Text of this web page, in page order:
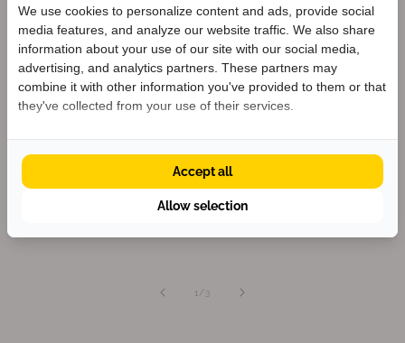
Planet
We envision a shoe industry that has a positive impact
on lives without having a negative impact on the
1 /van
3
We use cookies to personalize content and ads, provide social
media features, and analyze our website traffic. We also share
information about your use of our site with our social media,
advertising, and analytics partners. These partners may
combine it with other information you've provided to them or that
they've collected from your use of their services.
Allow selection
Accept all
Welkom bij KEEN
Ontvang 5% kortingop je eerste bestelling
én blijf op de hoogte van nieuwe collecties.
Krijg 5% korting